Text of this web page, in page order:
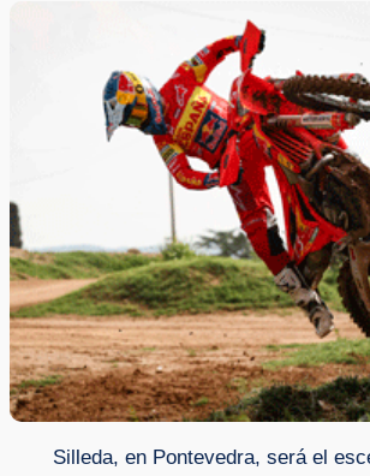
Silleda, en Pontevedra, será el